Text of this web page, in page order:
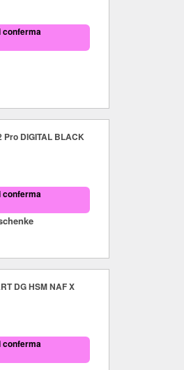
conferma
Pro DIGITAL BLACK
conferma
DG HSM NAF X
conferma